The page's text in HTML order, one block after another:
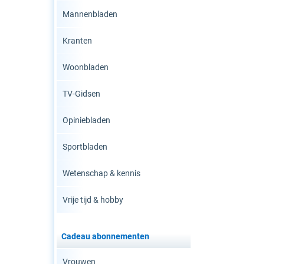
Mannenbladen
Kranten
Woonbladen
TV-Gidsen
Opiniebladen
Sportbladen
Wetenschap & kennis
Vrije tijd & hobby
Cadeau abonnementen
Vrouwen